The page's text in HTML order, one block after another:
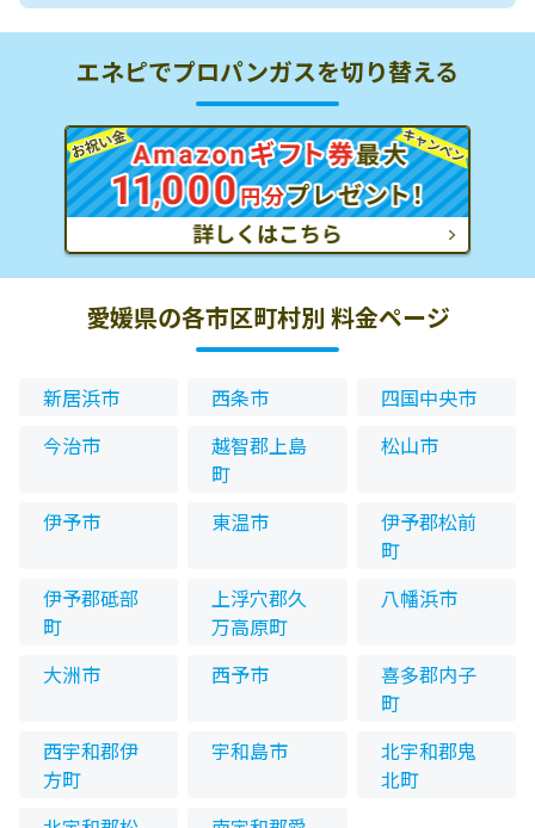
エネピでプロパンガスを切り替える
愛媛県の各市区町村別 料金ページ
新居浜市 西条市
四国中央市
今治市
越智郡上島
町
松山市
伊予市 東温市
伊予郡松前
町
伊予郡砥部
町
上浮穴郡久
万高原町
八幡浜市
大洲市 西予市
喜多郡内子
町
西宇和郡伊
方町
宇和島市
北宇和郡鬼
北町